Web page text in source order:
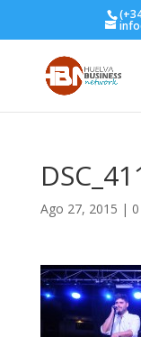
Ago 27, 2015 |